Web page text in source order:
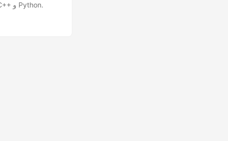
على كيفية فتح وعرض PPT باستخدام التعليمات البرمجية: افتح واعرض PPT في C# و Java و C++ و Python.